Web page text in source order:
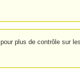
pour plus de contrôle sur